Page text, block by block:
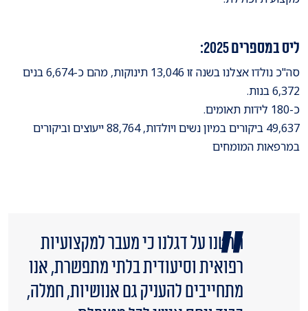
ליס במספרים 2025:
סה"כ נולדו אצלנו בשנה זו 13,046 תינוקות, מהם כ-6,674 בנים
6,372 בנות.
כ-180 לידות תאומים.
49,637 ביקורים במיון נשים ויולדות, 88,764 ייעוצים וביקורים
במרפאות המומחים
חרטנו על דגלנו כי מעבר למקצועיות
רפואית וסיעודית בלתי מתפשרת, אנו
מתחייבים להעניק גם אנושיות, חמלה,